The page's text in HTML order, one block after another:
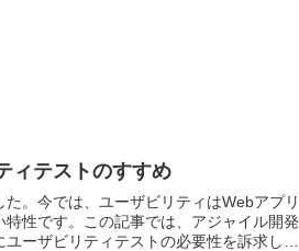
ィテストのすすめ
。今では、ユーザビリティはWebアプリ
性です。この記事では、アジャイル開発
ーザビリティテストの必要性を訴求し、